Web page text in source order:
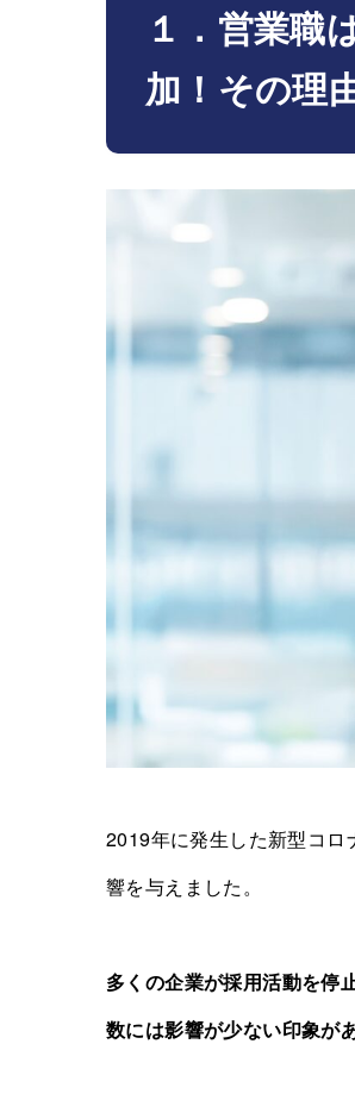
１．営業職
加！その理
2019年に発生した新型コ
響を与えました。
多くの企業が採用活動を停
数には影響が少ない印象が